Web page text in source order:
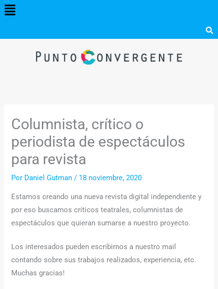
Menú
Columnista, crítico o
periodista de espectáculos
para revista
Por Daniel Gutman/ 18 noviembre, 2020
Estamos creando una nueva revista digital independiente y
por eso buscamos críticos teatrales, columnistas de
espectáculos que quieran sumarse a nuestro proyecto.
Los interesados pueden escribirnos a nuestro mail
contando sobre sus trabajos realizados, experiencia, etc.
Muchas gracias!